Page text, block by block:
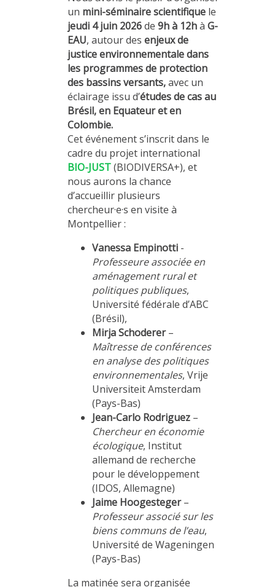
un mini-séminaire scientifique le
jeudi 4 juin 2026de 9h à 12hà G-
EAU, autour des enjeux de
justice environnementaledans
les programmes de protection
des bassins versants,avec un
éclairage issu d’études de cas au
Brésil, en Equateur et en
Colombie.
Cet événement s’inscrit dans le
cadre du projet international
BIO-JUST(BIODIVERSA+), et
nous aurons la chance
d’accueillir plusieurs
chercheur·e·s en visite à
Montpellier :
Vanessa Empinotti -
Professeure associée en
aménagement rural et
politiques publiques,
Université fédérale d’ABC
(Brésil),
Mirja Schoderer–
Maîtresse de conférences
en analyse des politiques
environnementales, Vrije
Universiteit Amsterdam
(Pays-Bas)
Jean-Carlo Rodriguez –
Chercheur en économie
écologique, Institut
allemand de recherche
pour le développement
(IDOS, Allemagne)
Jaime Hoogesteger–
Professeur associé sur les
biens communs de l’eau,
Université de Wageningen
(Pays-Bas)
La matinée sera organisée